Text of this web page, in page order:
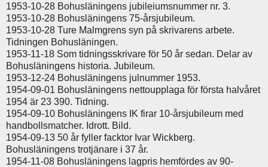
1953-10-28 Bohusläningens jubileiumsnummer nr. 3.
1953-10-28 Bohusläningens 75-årsjubileum.
1953-10-28 Ture Malmgrens syn på skrivarens arbete.
Tidningen Bohusläningen.
1953-11-18 Som tidningsskrivare för 50 år sedan. Delar av
Bohusläningens historia. Jubileum.
1953-12-24 Bohusläningens julnummer 1953.
1954-09-01 Bohusläningens nettoupplaga för första halvåret
1954 är 23 390. Tidning.
1954-09-10 Bohusläningens IK firar 10-årsjubileum med
handbollsmatcher. Idrott. Bild.
1954-09-13 50 år fyller facktor Ivar Wickberg.
Bohusläningens trotjänare i 37 år.
1954-11-08 Bohusläningens lagpris hemfördes av 90-